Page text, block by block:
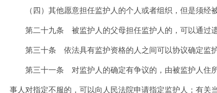
（四）其他愿意担任监护人的个人或者组织，但是须经
第二十九条 被监护人的父母担任监护人的，可以通过
第三十条 依法具有监护资格的人之间可以协议确定监护
第三十一条 对监护人的确定有争议的，由被监护人住所
事人对指定不服的，可以向人民法院申请指定监护人；有关